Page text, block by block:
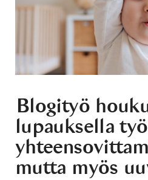
Blogityö
lupauksella
mutta myös